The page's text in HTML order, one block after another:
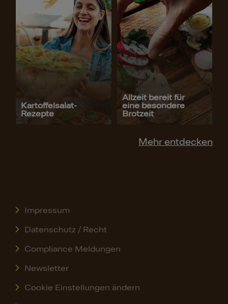
Kartoffelsalat-
Rezepte
Allzeit bereit für
eine besondere
Brotzeit
Mehr entdecken
Impressum
Datenschutz / Recht
Compliance Meldungen
Newsletter
Cookie Einstellungen ändern